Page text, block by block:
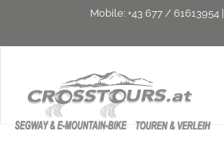
Mobile: +43 677 / 61613954